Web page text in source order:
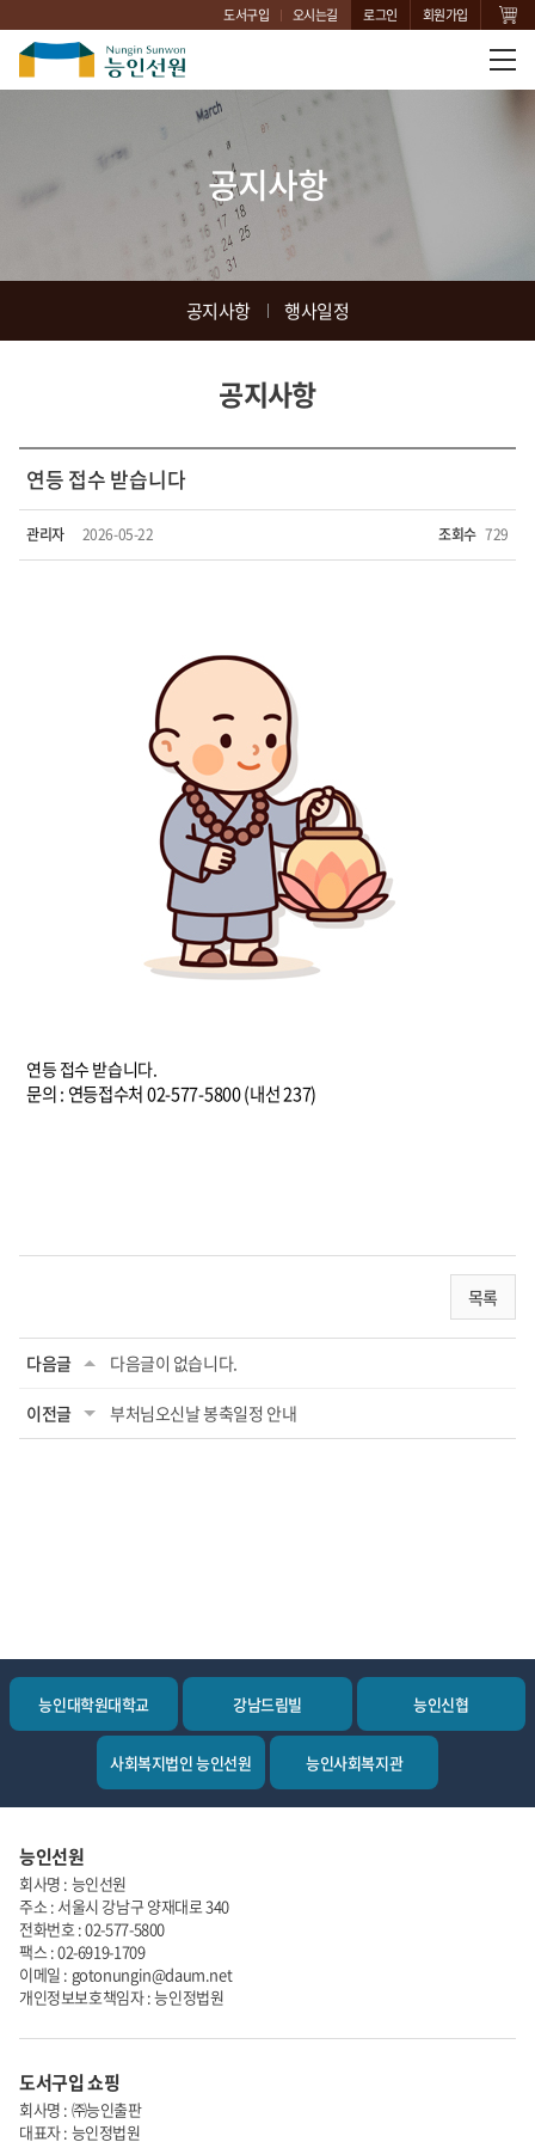
도서구입 오시는길 로그인 회원가입
공지사항
공지사항 행사일정
공지사항
연등 접수 받습니다
관리자 2026-05-22 조회수 729
연등 접수 받습니다.
문의 : 연등접수처 02-577-5800 (내선 237)
목록
다음글 다음글이 없습니다.
이전글 부처님오신날 봉축일정 안내
능인대학원대학교 강남드림빌 능인신협
사회복지법인 능인선원 능인사회복지관
능인선원
회사명 : 능인선원
주소 : 서울시 강남구 양재대로 340
전화번호 : 02-577-5800
팩스 : 02-6919-1709
이메일 : gotonungin@daum.net
개인정보보호책임자 : 능인정법원
도서구입 쇼핑
회사명 : ㈜능인출판
대표자 : 능인정법원